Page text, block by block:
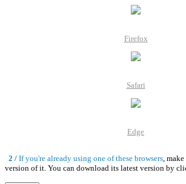
Place Laneau - Rue Van
Firefox
Safari
Edge
2 / If you're already using one of these browsers,
version of it. You can download its latest version by